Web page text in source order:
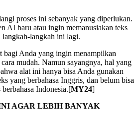
proses ini sebanyak yang diperlukan.
AI baru atau ingin memanusiakan teks
langkah-langkah ini lagi.
bagi Anda yang ingin menampilkan
mudah. Namun sayangnya, hal yang
alat ini hanya bisa Anda gunakan
yang berbahasa Inggris, dan belum bisa
Indonesia.[MY24]
AGAR LEBIH BANYAK